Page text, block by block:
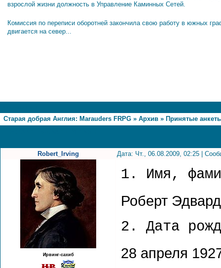
взрослой жизни должность в Управление Каминных Сетей.
Комиссия по переписи оборотней закончила свою работу в южных
двигается на север...
Старая добрая Англия: Marauders FRPG » Архив » Принятые
Robert_Irving Дата: Чт., 06.08.2009, 02:25 |
Ирвинг-сахиб
1. Имя,
Роберт
2. Дата
28 апреля